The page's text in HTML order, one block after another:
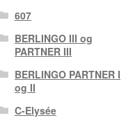
607
BERLINGO III og
PARTNER III
BERLINGO PARTNER I
og II
C-Elysée